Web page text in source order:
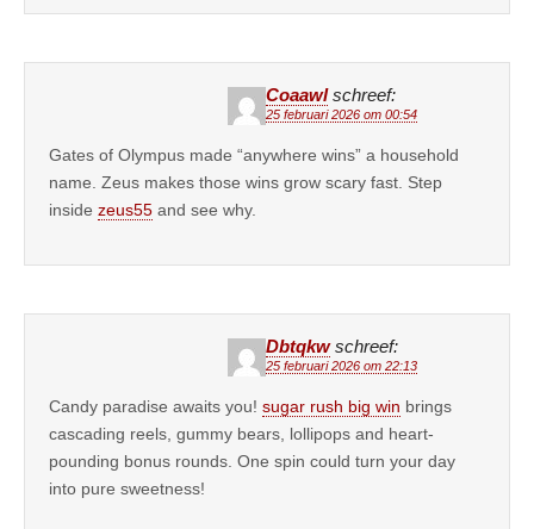
Coaawl schreef:
25 februari 2026 om 00:54
Gates of Olympus made “anywhere wins” a household
name. Zeus makes those wins grow scary fast. Step
inside zeus55 and see why.
Dbtqkw schreef:
25 februari 2026 om 22:13
Candy paradise awaits you! sugar rush big win brings
cascading reels, gummy bears, lollipops and heart-
pounding bonus rounds. One spin could turn your day
into pure sweetness!